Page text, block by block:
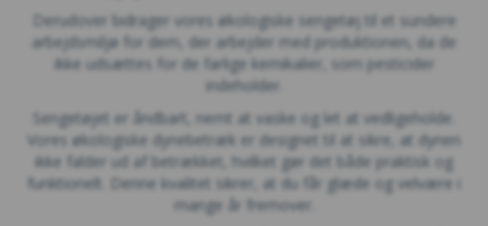
Derudover bidrager vores økologiske sengetøj til et sundere
arbejdsmiljø for dem, der arbejder med produktionen, da de
ikke udsættes for de farlige kemikalier, som pesticider
indeholder.
Sengetøjet er åndbart, nemt at vaske og let at vedligeholde.
Vores økologiske dynebetræk er designet til at sikre, at dynen
ikke falder ud af betrækket, hvilket gør det både praktisk og
funktionelt. Denne kvalitet sikrer, at du får glæde og velvære i
mange år fremover.